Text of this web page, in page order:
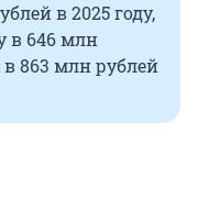
в 2025 году,
в 646 млн
863 млн рублей